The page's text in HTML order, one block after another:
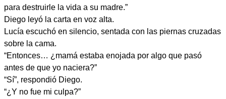
para destruirle la vida a su madre.”
Diego leyó la carta en voz alta.
Lucía escuchó en silencio, sentada con las piernas cruzadas
sobre la cama.
“Entonces… ¿mamá estaba enojada por algo que pasó
antes de que yo naciera?”
“Sí”, respondió Diego.
“¿Y no fue mi culpa?”